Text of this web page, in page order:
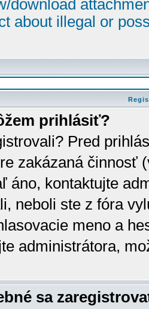
download
about illegal or
prihlásiť?
Pred
zakázaná činnosť
áno, kontaktujte
neboli ste z fóra
meno a
administrátora,
sa